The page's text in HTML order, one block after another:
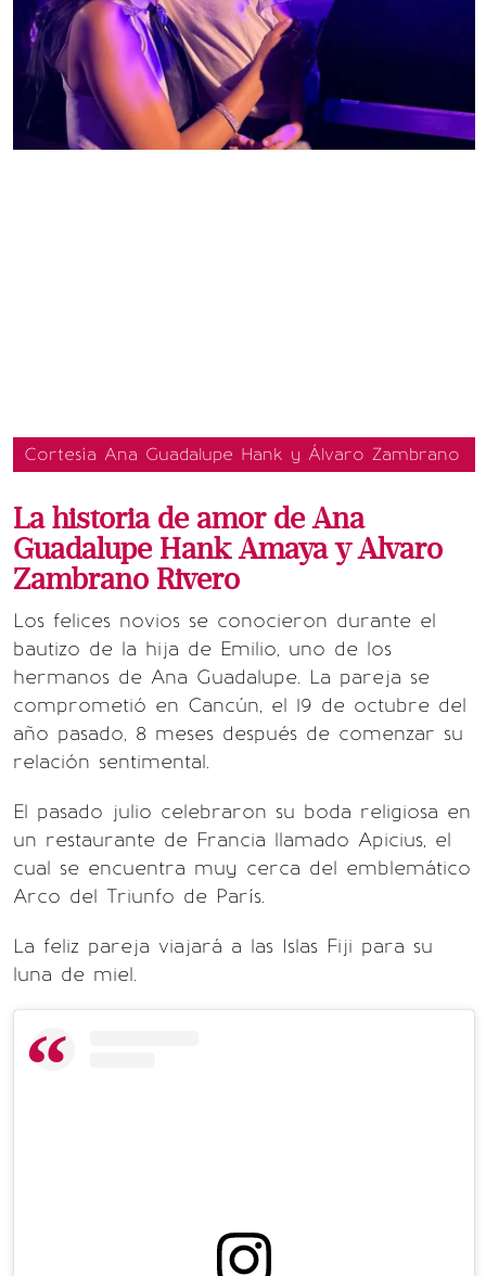
Cortesía Ana Guadalupe Hank y Álvaro Zambrano
La historia de amor de Ana
Guadalupe Hank Amaya y Alvaro
Zambrano Rivero
Los felices novios se conocieron durante el
bautizo de la hija de Emilio, uno de los
hermanos de Ana Guadalupe. La pareja se
comprometió en Cancún, el 19 de octubre del
año pasado, 8 meses después de comenzar su
relación sentimental.
El pasado julio celebraron su boda religiosa en
un restaurante de Francia llamado Apicius, el
cual se encuentra muy cerca del emblemático
Arco del Triunfo de París.
La feliz pareja viajará a las Islas Fiji para su
luna de miel.